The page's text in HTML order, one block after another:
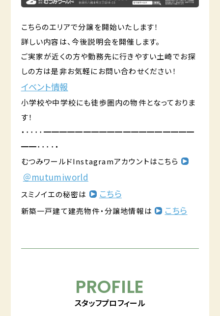
こちらのエリアで分譲を開始いたします！
詳しい内容は、今後説明会を開催します。
ご実家が近くの方や勤務先に行きやすい土崎でお探
しの方は是非お気軽にお問い合わせください！
イベント情報
小学校や中学校にも徒歩圏内の物件となっておりま
す！
・････━━━━━━━━━━━━━━━━━━━
━━････・
むつみワールドInstagramアカウントはこちら
＠mutumiworld
スミノイエの秘密は こちら
新築一戸建て建売物件・分譲地情報は こちら
PROFILE
スタッフプロフィール